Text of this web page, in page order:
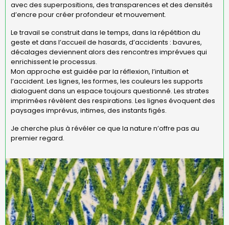
avec des superpositions, des transparences et des densités
d’encre pour créer profondeur et mouvement.
Le travail se construit dans le temps, dans la répétition du
geste et dans l’accueil de hasards, d’accidents : bavures,
décalages deviennent alors des rencontres imprévues qui
enrichissent le processus.
Mon approche est guidée par la réflexion, l’intuition et
l’accident. Les lignes, les formes, les couleurs les supports
dialoguent dans un espace toujours questionné. Les strates
imprimées révèlent des respirations. Les lignes évoquent des
paysages imprévus, intimes, des instants figés.
Je cherche plus à révéler ce que la nature n’offre pas au
premier regard.